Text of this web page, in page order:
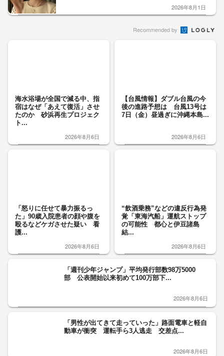
2026年8月1日
Recommended by
海水浴場が全国で減る中、指
宿はなぜ「あえて復活」させ
たのか 砂浜再生プロジェク
ト...
2026年8月6日
【台風情報】ダブル台風の今
後の進路予想は 台風13号は
7日（金）昼過ぎに沖縄本島...
2026年8月6日
「怒りに任せて暴力振るっ
た」90歳入院患者の顔や腹を
殴るなどケガさせた疑い 看
護...
2026年8月6日
“飲酒乗務”などの違反行為発
覚「東海汽船」運航ストップ
の可能性 都心と伊豆諸島
結...
2026年8月6日
「週刊少年ジャンプ」平均発行部数98万5000
部 公表開始以来初めて100万部下...
2026年8月6日
「男性が出てきて走っていった」路面電車と軽自
動車が衝突 運転手ら3人逃走 交差点...
2026年8月6日